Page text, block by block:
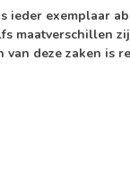
ieder exemplaar
maatverschillen
van deze zaken is